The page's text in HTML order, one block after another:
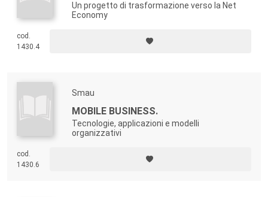
Un progetto di trasformazione verso la Net
Economy
cod.
1430.4
Smau
MOBILE BUSINESS.
Tecnologie, applicazioni e modelli
organizzativi
cod.
1430.6